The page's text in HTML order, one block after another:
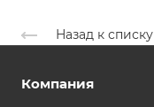
Назад к списку
Компания